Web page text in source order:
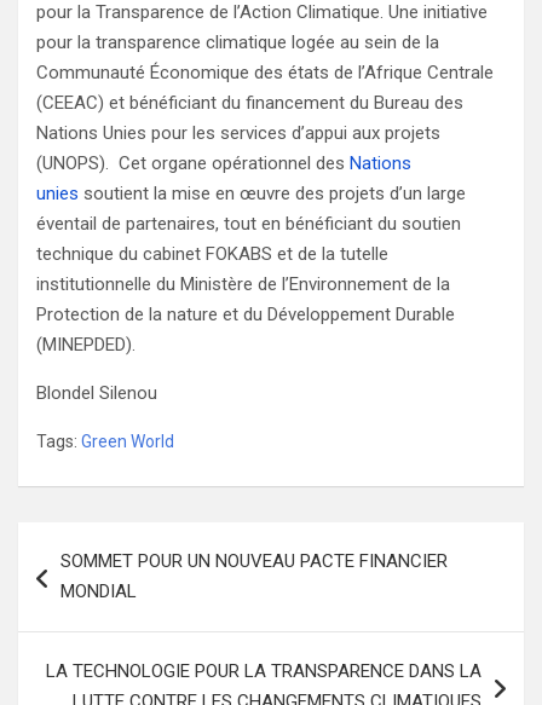
pour la Transparence de l’Action Climatique. Une initiative
pour la transparence climatique logée au sein de la
Communauté Économique des états de l’Afrique Centrale
(CEEAC) et bénéficiant du financement du Bureau des
Nations Unies pour les services d’appui aux projets
(UNOPS). Cet organe opérationnel des Nations
unies soutient la mise en œuvre des projets d’un large
éventail de partenaires, tout en bénéficiant du soutien
technique du cabinet FOKABS et de la tutelle
institutionnelle du Ministère de l’Environnement de la
Protection de la nature et du Développement Durable
(MINEPDED).
Blondel Silenou
Tags: Green World
de
SOMMET POUR UN NOUVEAU PACTE FINANCIER
MONDIAL
LA TECHNOLOGIE POUR LA TRANSPARENCE DANS LA